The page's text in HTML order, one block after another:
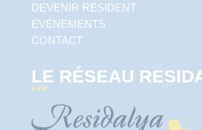
DEVENIR RÉSIDENT
EVÉNEMENTS
CONTACT
LE RÉSEAU